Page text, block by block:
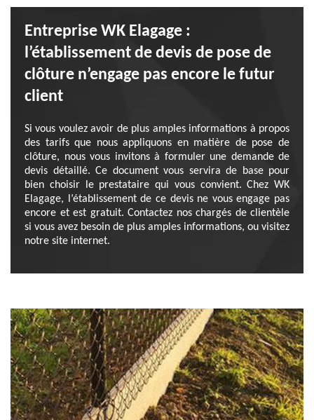
Entreprise WK Elagage :
l’établissement de devis de pose de
clôture n’engage pas encore le futur
client
Si vous voulez avoir de plus amples informations à propos
des tarifs que nous appliquons en matière de pose de
clôture, nous vous invitons à formuler une demande de
devis détaillé. Ce document vous servira de base pour
bien choisir le prestataire qui vous convient. Chez WK
Elagage, l’établissement de ce devis ne vous engage pas
encore et est gratuit. Contactez nos chargés de clientèle
si vous avez besoin de plus amples informations, ou visitez
notre site internet.